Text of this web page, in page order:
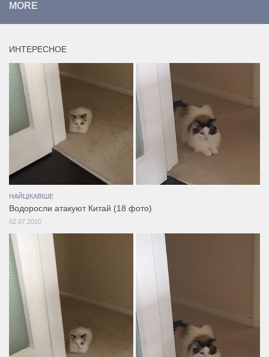
MORE
ИНТЕРЕСНОЕ
НАЙЦІКАВІШЕ
Водоросли атакуют Китай (18 фото)
02.07.2010